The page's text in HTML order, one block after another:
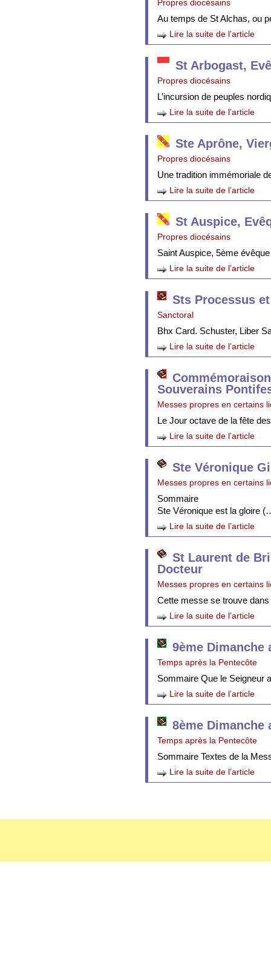
Propres diocésains
Au temps de St Alchas, ou
Lire la suite de l’article
St Arbogast,
Propres diocésains
L’incursion de peuples
Lire la suite de l’article
Ste Aprône,
Propres diocésains
Une tradition immémoriale
Lire la suite de l’article
St Auspice,
Propres diocésains
Saint Auspice, 5ème
Lire la suite de l’article
Sts Processus
Sanctoral
Bhx Card. Schuster, Liber
Lire la suite de l’article
Souverains
Messes propres en certains
Le Jour octave de la fête
Lire la suite de l’article
Ste Véronique
Messes propres en certains
Sommaire
Ste Véronique est la gloire
Lire la suite de l’article
St Laurent de
Docteur
Messes propres en certains
Cette messe se trouve
Lire la suite de l’article
9ème Dimanche
Temps après la Pentecôte
Sommaire Que le Seigneur
Lire la suite de l’article
8ème Dimanche
Temps après la Pentecôte
Sommaire Textes de la
Lire la suite de l’article